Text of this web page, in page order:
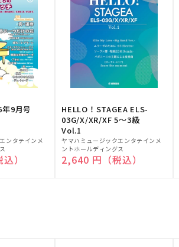
9月号
ンタテインメ
）
HELLO！STAGEA ELS-
03G/X/XR/XF 5～3級
Vol.1
販
売
元:
ヤマハミュージックエンタテインメ
ントホールディングス
通常価格
2,640 円（税込）